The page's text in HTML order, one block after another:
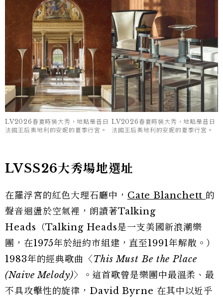
LV2026春夏時裝大秀，地點是昔日
法國王后奧地利的安妮的夏季行宮。
LV2026春夏時裝大秀，地點是昔日
法國王后奧地利的安妮的夏季行宮。
LVSS26大秀場地選址
在羅浮宮的紅色大理石廳中， Cate Blanchett 的
聲音迴盪於空氣裡，朗讀著Talking
Heads（Talking Heads是一支美國新浪潮樂
團，在1975年於紐約市組建，直至1991年解散。）
1983年的經典歌曲〈This Must Be the Place
(Naive Melody)〉。這首歌曾是樂團中最溫柔、最
不具攻擊性的旋律，David Byrne 在其中以近乎